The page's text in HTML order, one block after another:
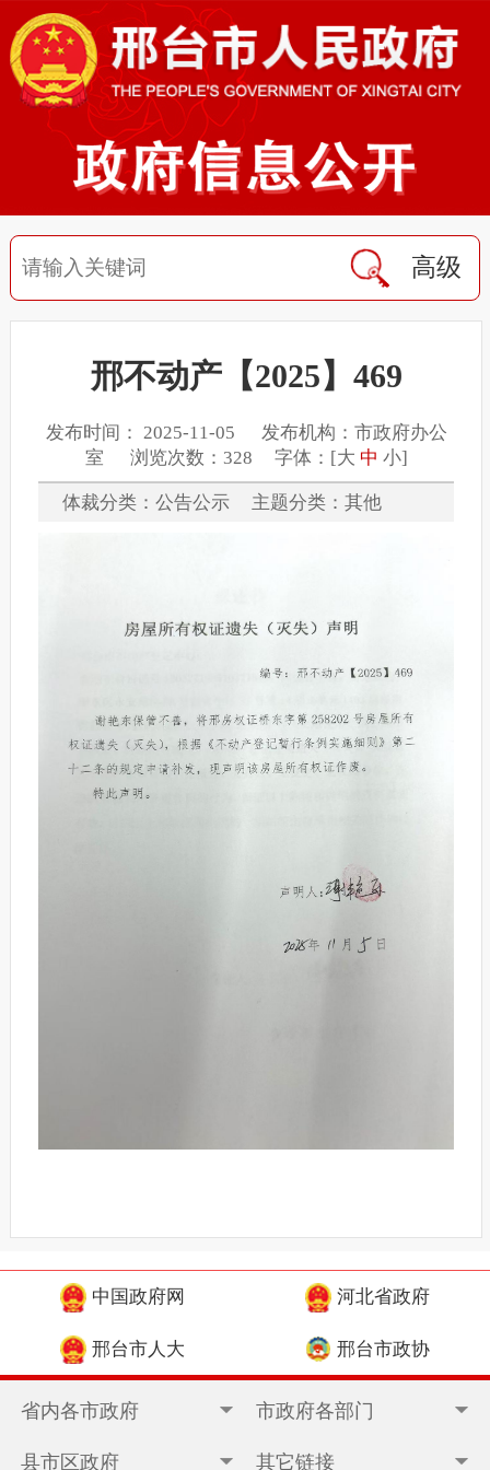
高级
邢不动产【2025】469
发布时间： 2025-11-05 发布机构：市政府办公
室 浏览次数：328 字体：[大 中 小]
体裁分类：公告公示 主题分类：其他
中国政府网 河北省政府
邢台市人大 邢台市政协
省内各市政府 市政府各部门
县市区政府 其它链接